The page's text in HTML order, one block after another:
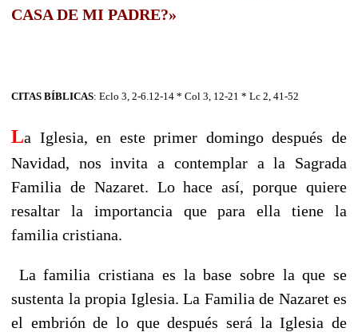
CASA DE MI PADRE?»
CITAS BÍBLICAS: Eclo 3, 2-6.12-14 * Col 3, 12-21 * Lc 2, 41-52
La Iglesia, en este primer domingo después de
Navidad, nos invita a contemplar a la Sagrada
Familia de Nazaret. Lo hace así, porque quiere
resaltar la importancia que para ella tiene la
familia cristiana.
La familia cristiana es la base sobre la que se
sustenta la propia Iglesia. La Familia de Nazaret es
el embrión de lo que después será la Iglesia de